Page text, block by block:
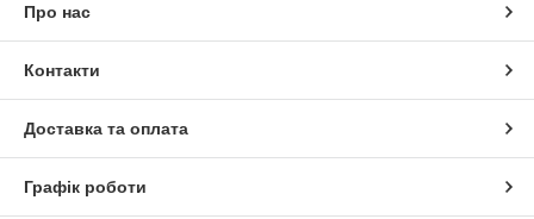
Про нас
Контакти
Доставка та оплата
Графік роботи